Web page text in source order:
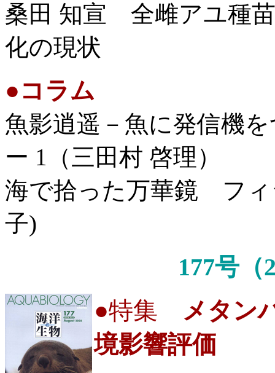
桑田 知宣 全雌アユ種
化の現状
● コラム
魚影逍遥－魚に発信機
ー 1（三田村 啓理）
海で拾った万華鏡 フ
子)
177号（
●特集 メタン
境影響評価